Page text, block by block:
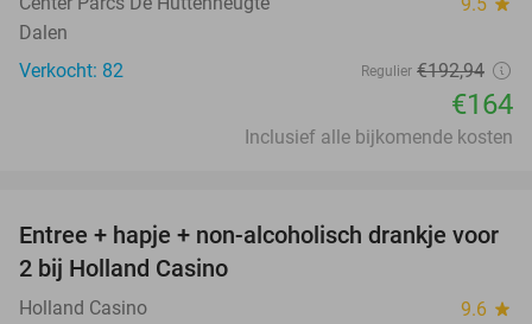
Dalen
Verkocht: 82
Regulier €192,94
€164
Inclusief alle bijkomende kosten
52%
Entree + hapje + non-alcoholisch drankje voor
2 bij Holland Casino
Holland Casino 9.6 star